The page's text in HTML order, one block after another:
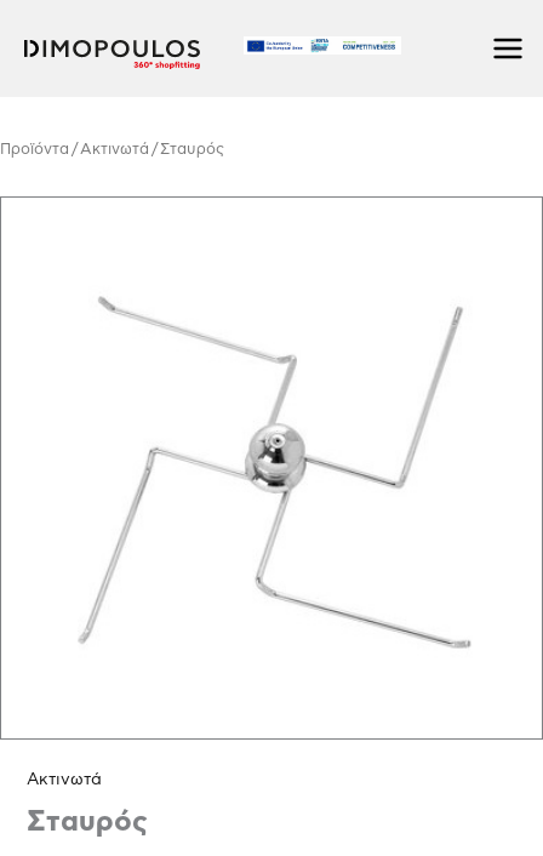
Προϊόντα /Ακτινωτά / Σταυρός
Ακτινωτά
Σταυρός